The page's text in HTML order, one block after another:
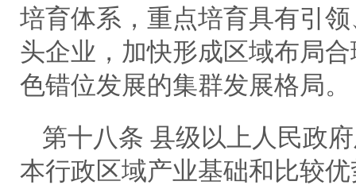
培育体系，重点培育具有引
头企业，加快形成区域布局
色错位发展的集群发展格局。
第十八条 县级以上人民政
本行政区域产业基础和比较